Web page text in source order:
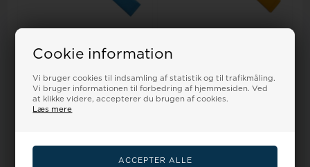
Cookie information
Vi bruger cookies til indsamling af statistik og til trafikmåling.
Vi bruger informationen til forbedring af hjemmesiden. Ved
at klikke videre, accepterer du brugen af cookies.
Læs mere
Model 271400-33Romenta
mat mellem blå glat
Vejl. udsalgspris375,00
DKR 275,00304,00
Bestillingsvare - 3-7 hverdage
Vejl. udsalgspris375,00
DKR275,00
Bestillingsvare - 3-7 hverdage